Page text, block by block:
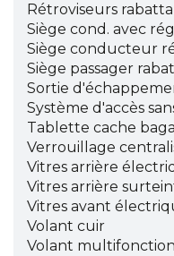
Rétroviseurs
Siège cond. avec
Siège conducteur
Siège passager
Sortie
Système d'accès
Tablette cache
Verrouillage
Vitres arrière
Vitres arrière
Vitres avant
Volant cuir
Volant multifonction